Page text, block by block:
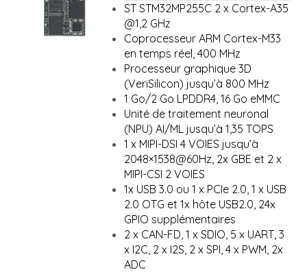
ST STM32MP255C 2 x Cortex-A35
@1,2 GHz
Coprocesseur ARM Cortex-M33
en temps réel, 400 MHz
Processeur graphique 3D
(VeriSilicon) jusqu’à 800 MHz
1 Go/2 Go LPDDR4, 16 Go eMMC
Unité de traitement neuronal
(NPU) AI/ML jusqu’à 1,35 TOPS
1 x MIPI-DSI 4 VOIES jusqu’à
2048×1538@60Hz, 2x GBE et 2 x
MIPI-CSI 2 VOIES
1x USB 3.0 ou 1 x PCIe 2.0, 1 x USB
2.0 OTG et 1x hôte USB2.0, 24x
GPIO supplémentaires
2 x CAN-FD, 1 x SDIO, 5 x UART, 3
x I2C, 2 x I2S, 2 x SPI, 4 x PWM, 2x
ADC